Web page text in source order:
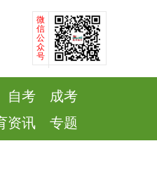
微
信
公
众
号
自考
成考
资讯 专题